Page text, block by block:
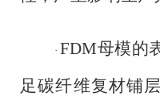
· FDM母模的
足碳纤维复材铺